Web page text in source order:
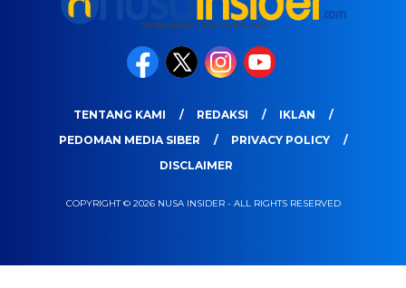
TENTANG KAMI REDAKSI
IKLAN
PEDOMAN MEDIA SIBER
PRIVACY POLICY
DISCLAIMER
COPYRIGHT © 2026 NUSA INSIDER - ALL RIGHTS RESERVED